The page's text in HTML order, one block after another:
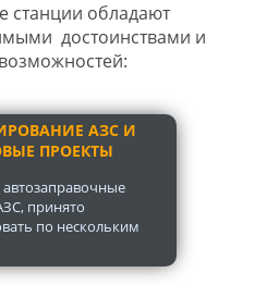
станции обладают
достоинствами и
АЗС И
ПРОЕКТЫ
принято
по нескольким